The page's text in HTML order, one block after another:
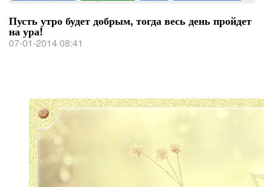
Пусть утро будет добрым, тогда весь день пройдет
на ура!
07-01-2014 08:41